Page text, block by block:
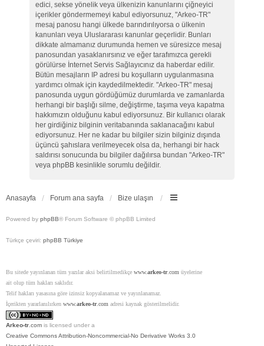
edici, sekse yönelik veya ülkenizin kanunlarını çiğneyici
içerikler göndermemeyi kabul ediyorsunuz, "Arkeo-TR"
mesaj panosu hangi ülkede barındırılıyorsa o ülkenin
kanunları veya Uluslararası kanunlar geçerlidir. Bunları
dikkate almamanız durumunda hemen ve süresizce mesaj
panosundan yasaklanırsınız ve eğer tarafımızca gerekli
görülürse İnternet Servis Sağlayıcınız da haberdar edilir.
Bütün mesajların IP adresi bu koşulların uygulanmasına
yardımcı olmak için kaydedilmektedir. "Arkeo-TR" mesaj
panosunda uygun gördüğümüz durumlarda ve zamanlarda
herhangi bir başlığı silme, değiştirme, taşıma veya kapatma
hakkımızın olduğunu kabul ediyorsunuz. Bir kullanıcı olarak
her girdiğiniz bilginin veritabanında saklanacağını kabul
ediyorsunuz. Her ne kadar bu bilgiler sizin bilginiz dışında
üçüncü şahıslara verilmeyecek olsa da, herhangi bir hack
saldırısı sonucunda bu bilgiler dağılırsa bundan "Arkeo-TR"
veya phpBB kesinlikle sorumlu değildir.
Anasayfa Forum ana sayfa Bize ulaşın
Powered by phpBB® Forum Software © phpBB Limited
Türkçe çeviri: phpBB Türkiye
Bu sitede yayınlanan tüm yazılar aksi belirtilmedikçe www.arkeo-tr.com üyelerine
ait olup tüm hakları saklıdır.
Telif hakları yasasına göre izinsiz kopyalanamaz ve yayınlanamaz.
İçerikten yararlanılırken www.arkeo-tr.com adresi kaynak gösterilmelidir.
Arkeo-tr .com is licensed under a
Creative Commons Attribution-Noncommercial-No Derivative Works 3.0